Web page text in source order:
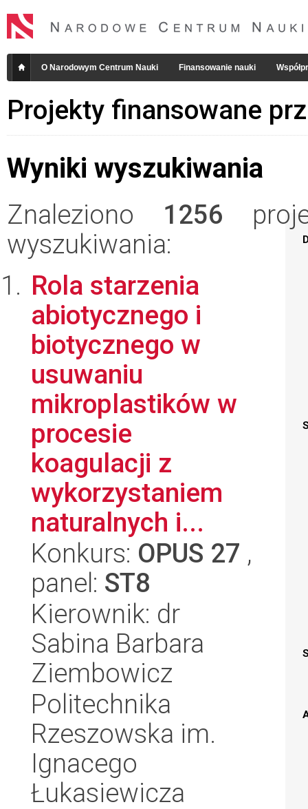
O Narodowym Centrum Nauki Finansowanie nauki
Projekty finansowane
Wyniki wyszukiwania
Znaleziono 1256
wyszukiwania:
Rola starzenia
abiotycznego i
biotycznego w
usuwaniu
mikroplastików w
procesie
koagulacji z
wykorzystaniem
naturalnych i...
Konkurs: OPUS 27 ,
panel: ST8
Kierownik: dr
Sabina Barbara
Ziembowicz
Politechnika
Rzeszowska im.
Ignacego
Łukasiewicza